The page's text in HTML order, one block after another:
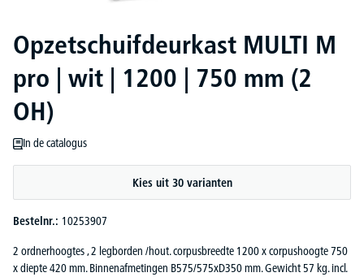
Opzetschuifdeurkast MULTI M
pro | wit | 1200 | 750 mm (2
OH)
In de catalogus
Kies uit 30 varianten
Bestelnr.: 10253907
2 ordnerhoogtes , 2 legborden /hout. corpusbreedte 1200 x corpushoogte 750
x diepte 420 mm. Binnenafmetingen B575/575xD350 mm. Gewicht 57 kg. incl.